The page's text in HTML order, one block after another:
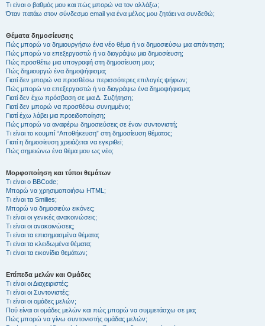
Τι είναι ο βαθμός μου και πώς μπορώ να τον αλλάξω;
Όταν πατάω στον σύνδεσμο email για ένα μέλος μου ζητάει να συνδεθώ;
Θέματα δημοσίευσης
Πώς μπορώ να δημιουργήσω ένα νέο θέμα ή να δημοσιεύσω μια απάντηση;
Πώς μπορώ να επεξεργαστώ ή να διαγράψω μια δημοσίευση;
Πώς προσθέτω μια υπογραφή στη δημοσίευση μου;
Πώς δημιουργώ ένα δημοψήφισμα;
Γιατί δεν μπορώ να προσθέσω περισσότερες επιλογές ψήφων;
Πώς μπορώ να επεξεργαστώ ή να διαγράψω ένα δημοψήφισμα;
Γιατί δεν έχω πρόσβαση σε μια Δ. Συζήτηση;
Γιατί δεν μπορώ να προσθέσω συνημμένα;
Γιατί έχω λάβει μια προειδοποίηση;
Πώς μπορώ να αναφέρω δημοσιεύσεις σε έναν συντονιστή;
Τι είναι το κουμπί “Αποθήκευση” στη δημοσίευση θέματος;
Γιατί η δημοσίευση χρειάζεται να εγκριθεί;
Πώς σημειώνω ένα θέμα μου ως νέο;
Μορφοποίηση και τύποι θεμάτων
Τι είναι ο BBCode;
Μπορώ να χρησιμοποιήσω HTML;
Τι είναι τα Smilies;
Μπορώ να δημοσιεύω εικόνες;
Τι είναι οι γενικές ανακοινώσεις;
Τι είναι οι ανακοινώσεις;
Τι είναι τα επισημασμένα θέματα;
Τι είναι τα κλειδωμένα θέματα;
Τι είναι τα εικονίδια θεμάτων;
Επίπεδα μελών και Ομάδες
Τι είναι οι Διαχειριστές;
Τι είναι οι Συντονιστές;
Τι είναι οι ομάδες μελών;
Πού είναι οι ομάδες μελών και πώς μπορώ να συμμετάσχω σε μια;
Πώς μπορώ να γίνω συντονιστής ομάδας μελών;